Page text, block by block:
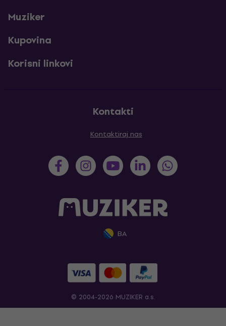
Muziker
Kupovina
Korisni linkovi
Kontakti
Kontaktiraj nas
BA
© 2004-2026 MUZIKER a.s.